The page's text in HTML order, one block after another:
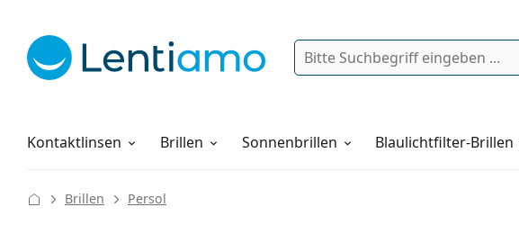
Suche
Kontaktlinsen
Pflegemittel Brillen Sonnenbrillen Blaulichtfilter-Brillen
Alles über den Einkauf
Brillen Persol